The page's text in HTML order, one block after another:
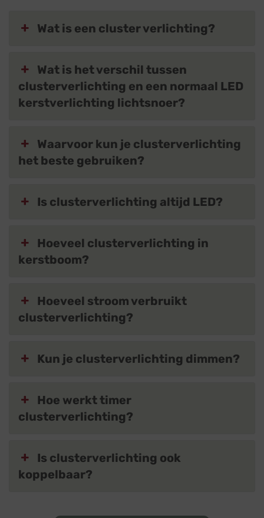
Wat is een cluster verlichting?
Wat is het verschil tussen
clusterverlichting en een normaal LED
kerstverlichting lichtsnoer?
Waarvoor kun je clusterverlichting
het beste gebruiken?
Is clusterverlichting altijd LED?
Hoeveel clusterverlichting in
kerstboom?
Hoeveel stroom verbruikt
clusterverlichting?
Kun je clusterverlichting dimmen?
Hoe werkt timer
clusterverlichting?
Is clusterverlichting ook
koppelbaar?